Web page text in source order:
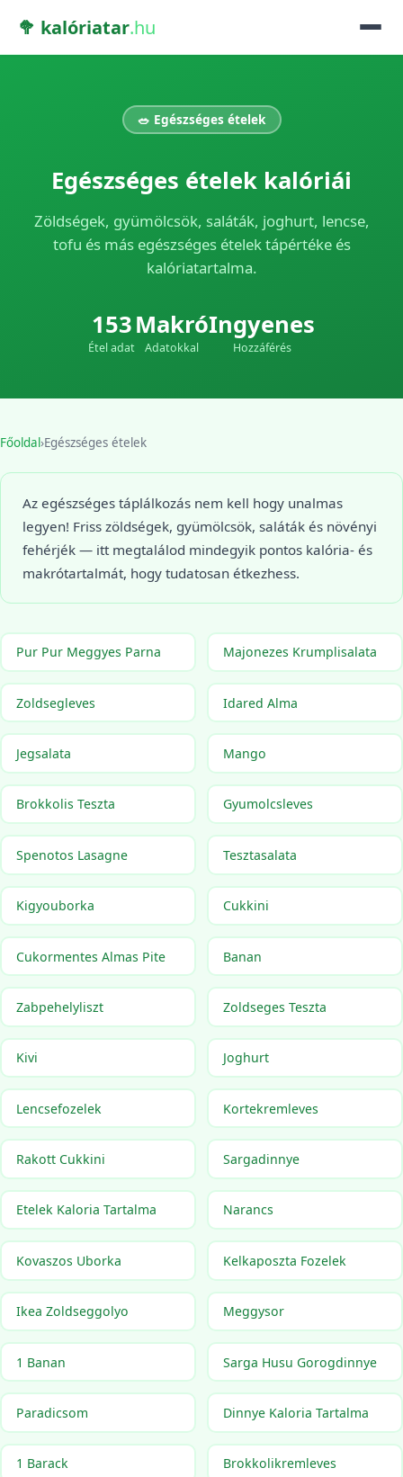
🥦 kalóriatar.hu
🥗 Egészséges ételek
Egészséges ételek kalóriái
Zöldségek, gyümölcsök, saláták, joghurt, lencse,
tofu és más egészséges ételek tápértéke és
kalóriatartalma.
153
Étel adat
Makró
Adatokkal
Ingyenes
Hozzáférés
Főoldal›Egészséges ételek
Az egészséges táplálkozás nem kell hogy unalmas
legyen! Friss zöldségek, gyümölcsök, saláták és növényi
fehérjék — itt megtalálod mindegyik pontos kalória- és
makrótartalmát, hogy tudatosan étkezhess.
Pur Pur Meggyes Parna Majonezes Krumplisalata
Zoldsegleves Idared Alma
Jegsalata Mango
Brokkolis Teszta Gyumolcsleves
Spenotos Lasagne Tesztasalata
Kigyouborka Cukkini
Cukormentes Almas Pite Banan
Zabpehelyliszt Zoldseges Teszta
Kivi Joghurt
Lencsefozelek Kortekremleves
Rakott Cukkini Sargadinnye
Etelek Kaloria Tartalma Narancs
Kovaszos Uborka Kelkaposzta Fozelek
Ikea Zoldseggolyo Meggysor
1 Banan Sarga Husu Gorogdinnye
Paradicsom Dinnye Kaloria Tartalma
1 Barack Brokkolikremleves